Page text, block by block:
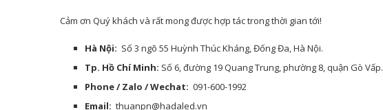
Cảm ơn Quý khách và rất mong được hợp tác trong thời gian tới!
Hà Nội: Số 3 ngõ 55 Huỳnh Thúc Kháng, Đống Đa, Hà Nội.
Tp. Hồ Chí Minh: Số 6, đường 19 Quang Trung, phường 8, quận Gò Vấp.
Phone / Zalo / Wechat: 091-600-1992
Email: thuanpn@hadaled.vn